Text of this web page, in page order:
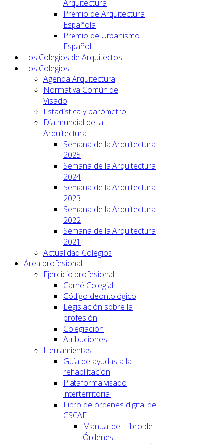
Arquitectura
Premio de Arquitectura
Española
Premio de Urbanismo
Español
Los Colegios de Arquitectos
Los Colegios
Agenda Arquitectura
Normativa Común de
Visado
Estadística y barómetro
Día mundial de la
Arquitectura
Semana de la Arquitectura
2025
Semana de la Arquitectura
2024
Semana de la Arquitectura
2023
Semana de la Arquitectura
2022
Semana de la Arquitectura
2021
Actualidad Colegios
Área profesional
Ejercicio profesional
Carné Colegial
Código deontológico
Legislación sobre la
profesión
Colegiación
Atribuciones
Herramientas
Guía de ayudas a la
rehabilitación
Plataforma visado
interterritorial
Libro de órdenes digital del
CSCAE
Manual del Libro de
Órdenes